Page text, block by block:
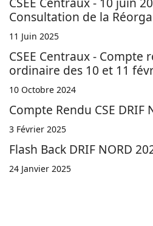
Consultation de la
11 Juin 2025
CSEE Centraux -
ordinaire des 10 et 11
10 Octobre 2024
Compte Rendu CSE DRIF
3 Février 2025
Flash Back DRIF NORD
24 Janvier 2025